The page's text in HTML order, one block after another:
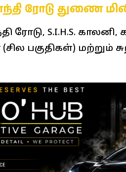
ரோடு துணை
ரோடு, S.I.H.S.
பகுதிகள்) மற்றும்